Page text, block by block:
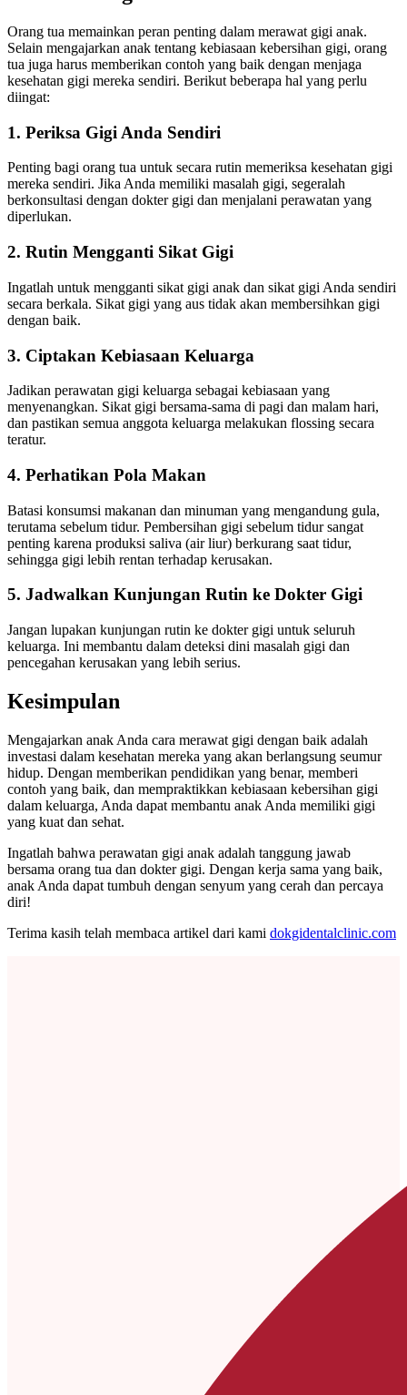
Orang tua memainkan peran penting dalam merawat gigi anak.
Selain mengajarkan anak tentang kebiasaan kebersihan gigi, orang
tua juga harus memberikan contoh yang baik dengan menjaga
kesehatan gigi mereka sendiri. Berikut beberapa hal yang perlu
diingat:
1. Periksa Gigi Anda Sendiri
Penting bagi orang tua untuk secara rutin memeriksa kesehatan gigi
mereka sendiri. Jika Anda memiliki masalah gigi, segeralah
berkonsultasi dengan dokter gigi dan menjalani perawatan yang
diperlukan.
2. Rutin Mengganti Sikat Gigi
Ingatlah untuk mengganti sikat gigi anak dan sikat gigi Anda sendiri
secara berkala. Sikat gigi yang aus tidak akan membersihkan gigi
dengan baik.
3. Ciptakan Kebiasaan Keluarga
Jadikan perawatan gigi keluarga sebagai kebiasaan yang
menyenangkan. Sikat gigi bersama-sama di pagi dan malam hari,
dan pastikan semua anggota keluarga melakukan flossing secara
teratur.
4. Perhatikan Pola Makan
Batasi konsumsi makanan dan minuman yang mengandung gula,
terutama sebelum tidur. Pembersihan gigi sebelum tidur sangat
penting karena produksi saliva (air liur) berkurang saat tidur,
sehingga gigi lebih rentan terhadap kerusakan.
5. Jadwalkan Kunjungan Rutin ke Dokter Gigi
Jangan lupakan kunjungan rutin ke dokter gigi untuk seluruh
keluarga. Ini membantu dalam deteksi dini masalah gigi dan
pencegahan kerusakan yang lebih serius.
Kesimpulan
Mengajarkan anak Anda cara merawat gigi dengan baik adalah
investasi dalam kesehatan mereka yang akan berlangsung seumur
hidup. Dengan memberikan pendidikan yang benar, memberi
contoh yang baik, dan mempraktikkan kebiasaan kebersihan gigi
dalam keluarga, Anda dapat membantu anak Anda memiliki gigi
yang kuat dan sehat.
Ingatlah bahwa perawatan gigi anak adalah tanggung jawab
bersama orang tua dan dokter gigi. Dengan kerja sama yang baik,
anak Anda dapat tumbuh dengan senyum yang cerah dan percaya
diri!
Terima kasih telah membaca artikel dari kami dokgidentalclinic.com